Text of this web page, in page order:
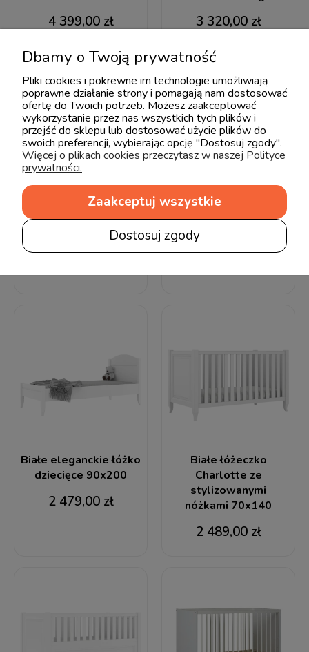
4 399,00 zł 3 320,00 zł
trzydrzwiowa Quax
Flow White&Oak
Biała szafka nocna Sofi
1 299,00 zł
Białe eleganckie łóżko
dziecięce 90x200
2 479,00 zł
Białe łóżeczko
Charlotte ze
stylizowanymi
nóżkami 70x140
2 489,00 zł
Dbamy o Twoją prywatność
Pliki cookies i pokrewne im technologie umożliwiają
poprawne działanie strony i pomagają nam dostosować
ofertę do Twoich potrzeb. Możesz zaakceptować
wykorzystanie przez nas wszystkich tych plików i
przejść do sklepu lub dostosować użycie plików do
swoich preferencji, wybierając opcję "Dostosuj zgody".
Więcej o plikach cookies przeczytasz w naszej Polityce
prywatności.
Dostosuj zgody
Zaakceptuj wszystkie